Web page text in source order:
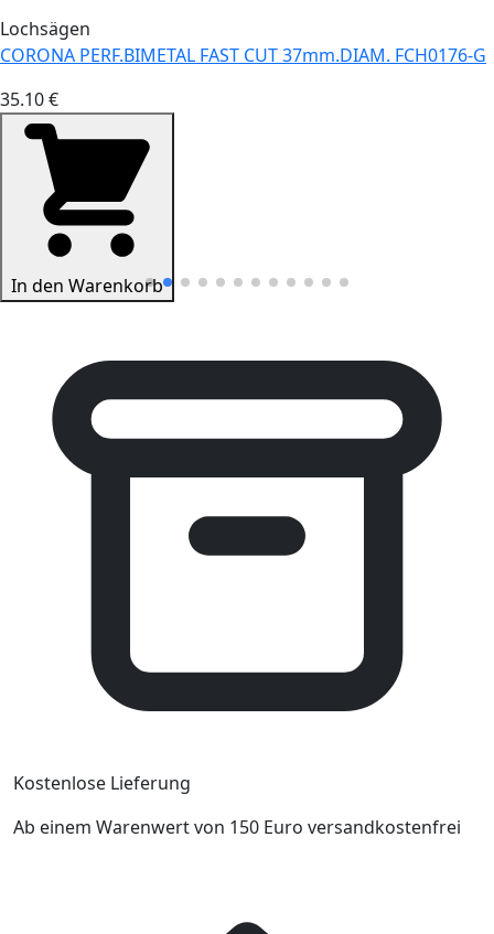
Lochsägen
CORONA PERF.BIMETAL FAST CUT 37mm.DIAM. FCH0176-G
35.10 €
In den Warenkorb
Kostenlose Lieferung
Ab einem Warenwert von 150 Euro versandkostenfrei